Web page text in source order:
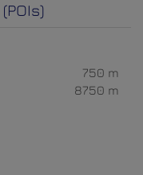
750 m
8750 m